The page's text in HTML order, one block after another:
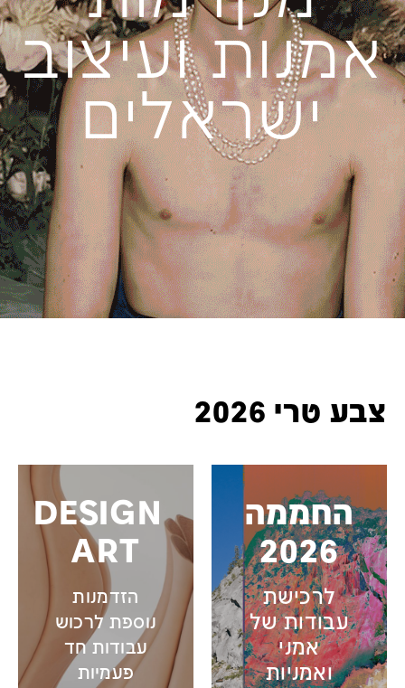
אמנות ועיצוב
ישראלים
צבע טרי 2026
החממה
2026
לרכישת
עבודות של
אמני
ואמניות
DESIGN
ART
הזדמנות
נוספת לרכוש
עבודות חד
פעמיות